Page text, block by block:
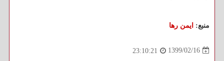
منبع: ایمن رها
1399/02/16
23:10:21